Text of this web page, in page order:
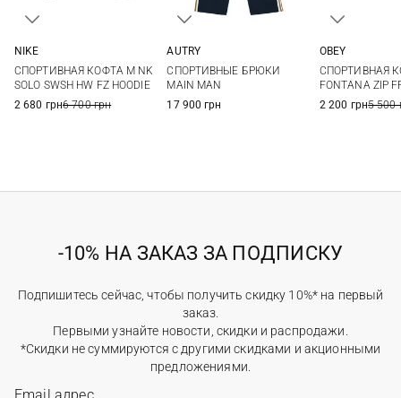
XXL
3XL
NIKE
СПОРТИВНАЯ КОФТА M NK
SOLO SWSH HW FZ HOODIE
2 680 грн6 700 грн
AUTRY
СПОРТИВНЫЕ БРЮКИ
MAIN MAN
17 900 грн
OBEY
СПОРТИВНАЯ
FONTANA ZIP
2 200 грн5 500
-10% НА ЗАКАЗ ЗА ПОДПИСКУ
Подпишитесь сейчас, чтобы получить скидку 10%* на первый
заказ.
Первыми узнайте новости, скидки и распродажи.
*Скидки не суммируются с другими скидками и акционными
предложениями.